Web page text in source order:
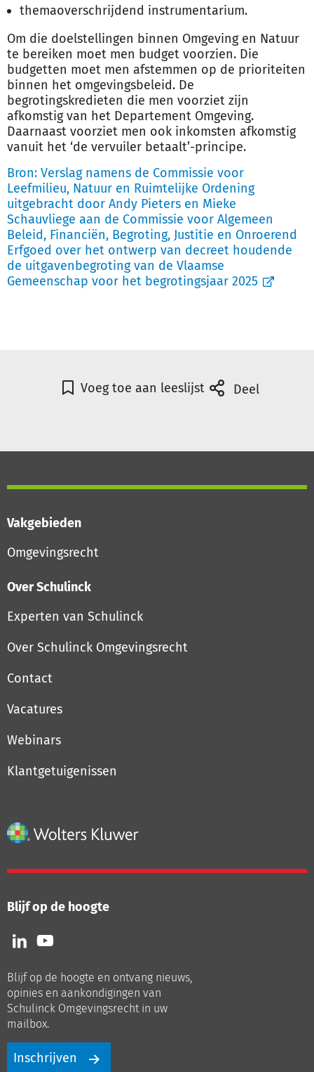
themaoverschrijdend instrumentarium.
Om die doelstellingen binnen Omgeving en Natuur
te bereiken moet men budget voorzien. Die
budgetten moet men afstemmen op de prioriteiten
binnen het omgevingsbeleid. De
begrotingskredieten die men voorziet zijn
afkomstig van het Departement Omgeving.
Daarnaast voorziet men ook inkomsten afkomstig
vanuit het ‘de vervuiler betaalt’-principe.
Bron: Verslag namens de Commissie voor
Leefmilieu, Natuur en Ruimtelijke Ordening
uitgebracht door Andy Pieters en Mieke
Schauvliege aan de Commissie voor Algemeen
Beleid, Financiën, Begroting, Justitie en Onroerend
Erfgoed over het ontwerp van decreet houdende
de uitgavenbegroting van de Vlaamse
Gemeenschap voor het begrotingsjaar 2025
Voeg toe aan leeslijst Deel
Vakgebieden
Omgevingsrecht
Over Schulinck
Experten van Schulinck
Over Schulinck Omgevingsrecht
Contact
Vacatures
Webinars
Klantgetuigenissen
Blijf op de hoogte
Volg
ons
LinkedIn
Volg
ons
Youtube
Blijf op de hoogte en ontvang nieuws,
opinies en aankondigingen van
Schulinck Omgevingsrecht in uw
mailbox.
Inschrijven